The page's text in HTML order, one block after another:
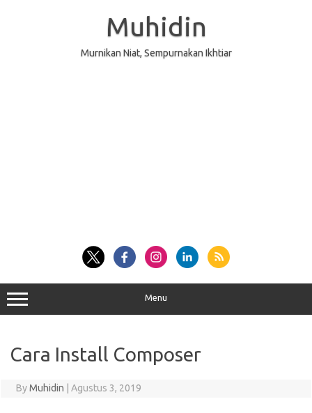
Muhidin
Murnikan Niat, Sempurnakan Ikhtiar
Menu
Cara Install Composer
ByMuhidin Agustus 3, 2019